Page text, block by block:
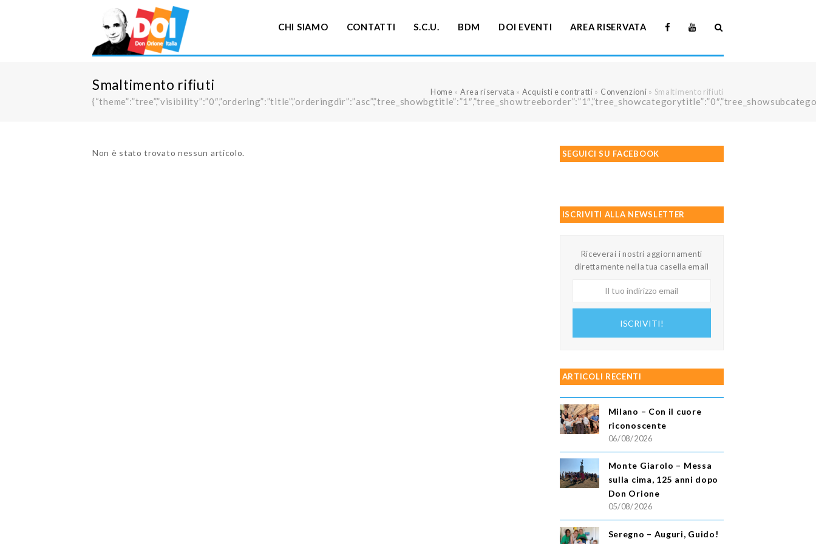
CHI SIAMO CONTATTI S.C.U. BDM DOI EVENTI AREA RISERVATA
Smaltimento rifiuti Home » Area riservata » Acquisti e contratti » Convenzioni » Smaltimento rifiuti
Non è stato trovato nessun articolo. SEGUICI SU FACEBOOK
ISCRIVITI ALLA NEWSLETTER
Riceverai i nostri aggiornamenti
direttamente nella tua casella email
ISCRIVITI!
ARTICOLI RECENTI
Milano – Con il cuore
riconoscente
06/08/2026
Monte Giarolo – Messa
sulla cima, 125 anni dopo
Don Orione
05/08/2026
Seregno – Auguri, Guido!